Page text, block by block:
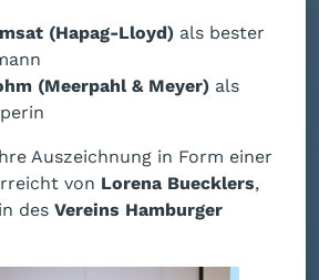
(Hapag-Lloyd) als bester
(Meerpahl & Meyer) als
Auszeichnung in Form einer
von Lorena Buecklers,
des Vereins Hamburger